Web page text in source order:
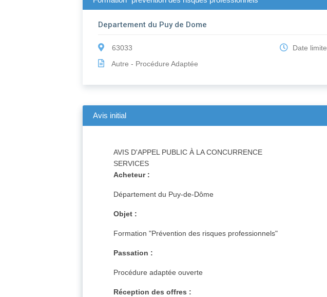
Departement du Puy de Dome
63033
Autre - Procédure Adaptée
Date
Avis initial
AVIS D'APPEL PUBLIC À LA CONCURRENCE
SERVICES
Acheteur :
Département du Puy-de-Dôme
Objet :
Formation "Prévention des risques professionnels"
Passation :
Procédure adaptée ouverte
Réception des offres :